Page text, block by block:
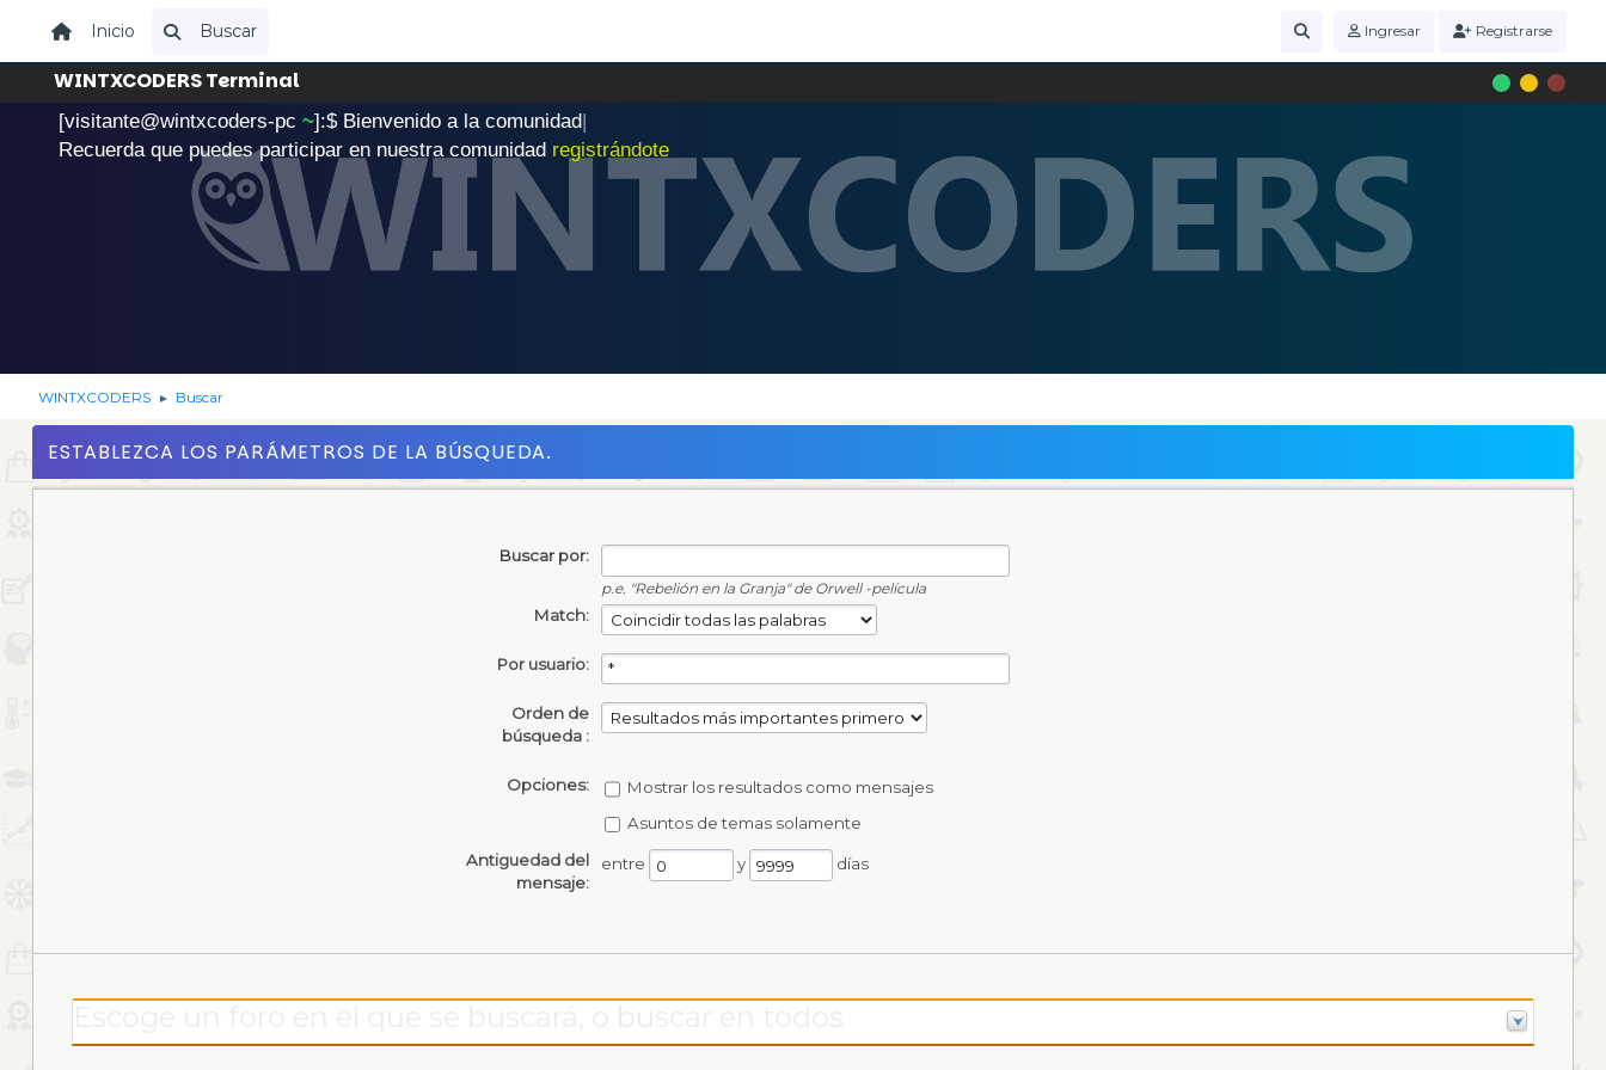
Inicio Buscar Ingresar Registrarse
WINTXCODERS Terminal
[visitante@wintxcoders-pc ~]:$ .Bienvenido a la comunidad|
Recuerda que puedes participar en nuestra comunidad registrándote
WINTXCODERS ► Buscar
ESTABLEZCA LOS PARÁMETROS DE LA BÚSQUEDA.
Buscar por:
p.e. "Rebelión en la Granja" de Orwell -película
Match:
Por usuario:
Orden de
búsqueda :
Opciones:
Mostrar los resultados como mensajes
Asuntos de temas solamente
Antiguedad del
mensaje:
entre y días